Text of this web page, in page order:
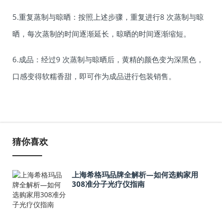
5.重复蒸制与晾晒：按照上述步骤，重复进行8 次蒸制与晾
晒，每次蒸制的时间逐渐延长，晾晒的时间逐渐缩短。
6.成品：经过9 次蒸制与晾晒后，黄精的颜色变为深黑色，
口感变得软糯香甜，即可作为成品进行包装销售。
猜你喜欢
上海希格玛品牌全解析—如何选购家用
308准分子光疗仪指南